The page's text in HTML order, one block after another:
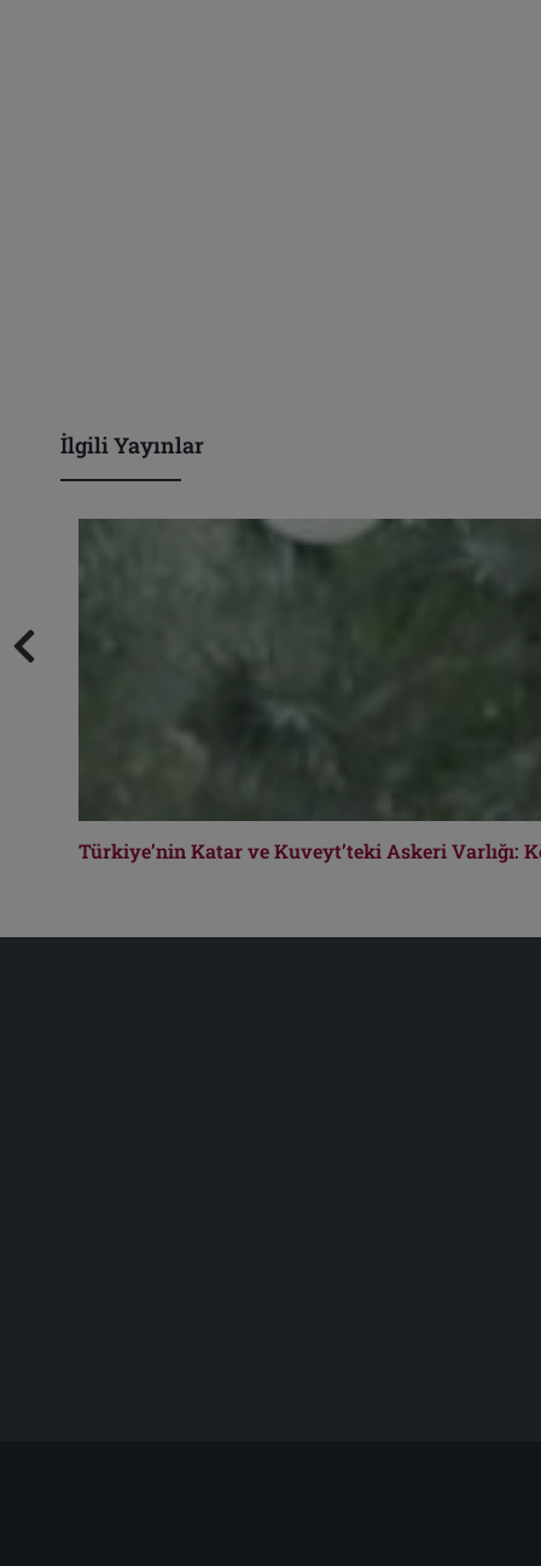
İlgili Yayınlar
Türkiye’nin Katar ve Kuveyt’teki Askeri Varlığı: